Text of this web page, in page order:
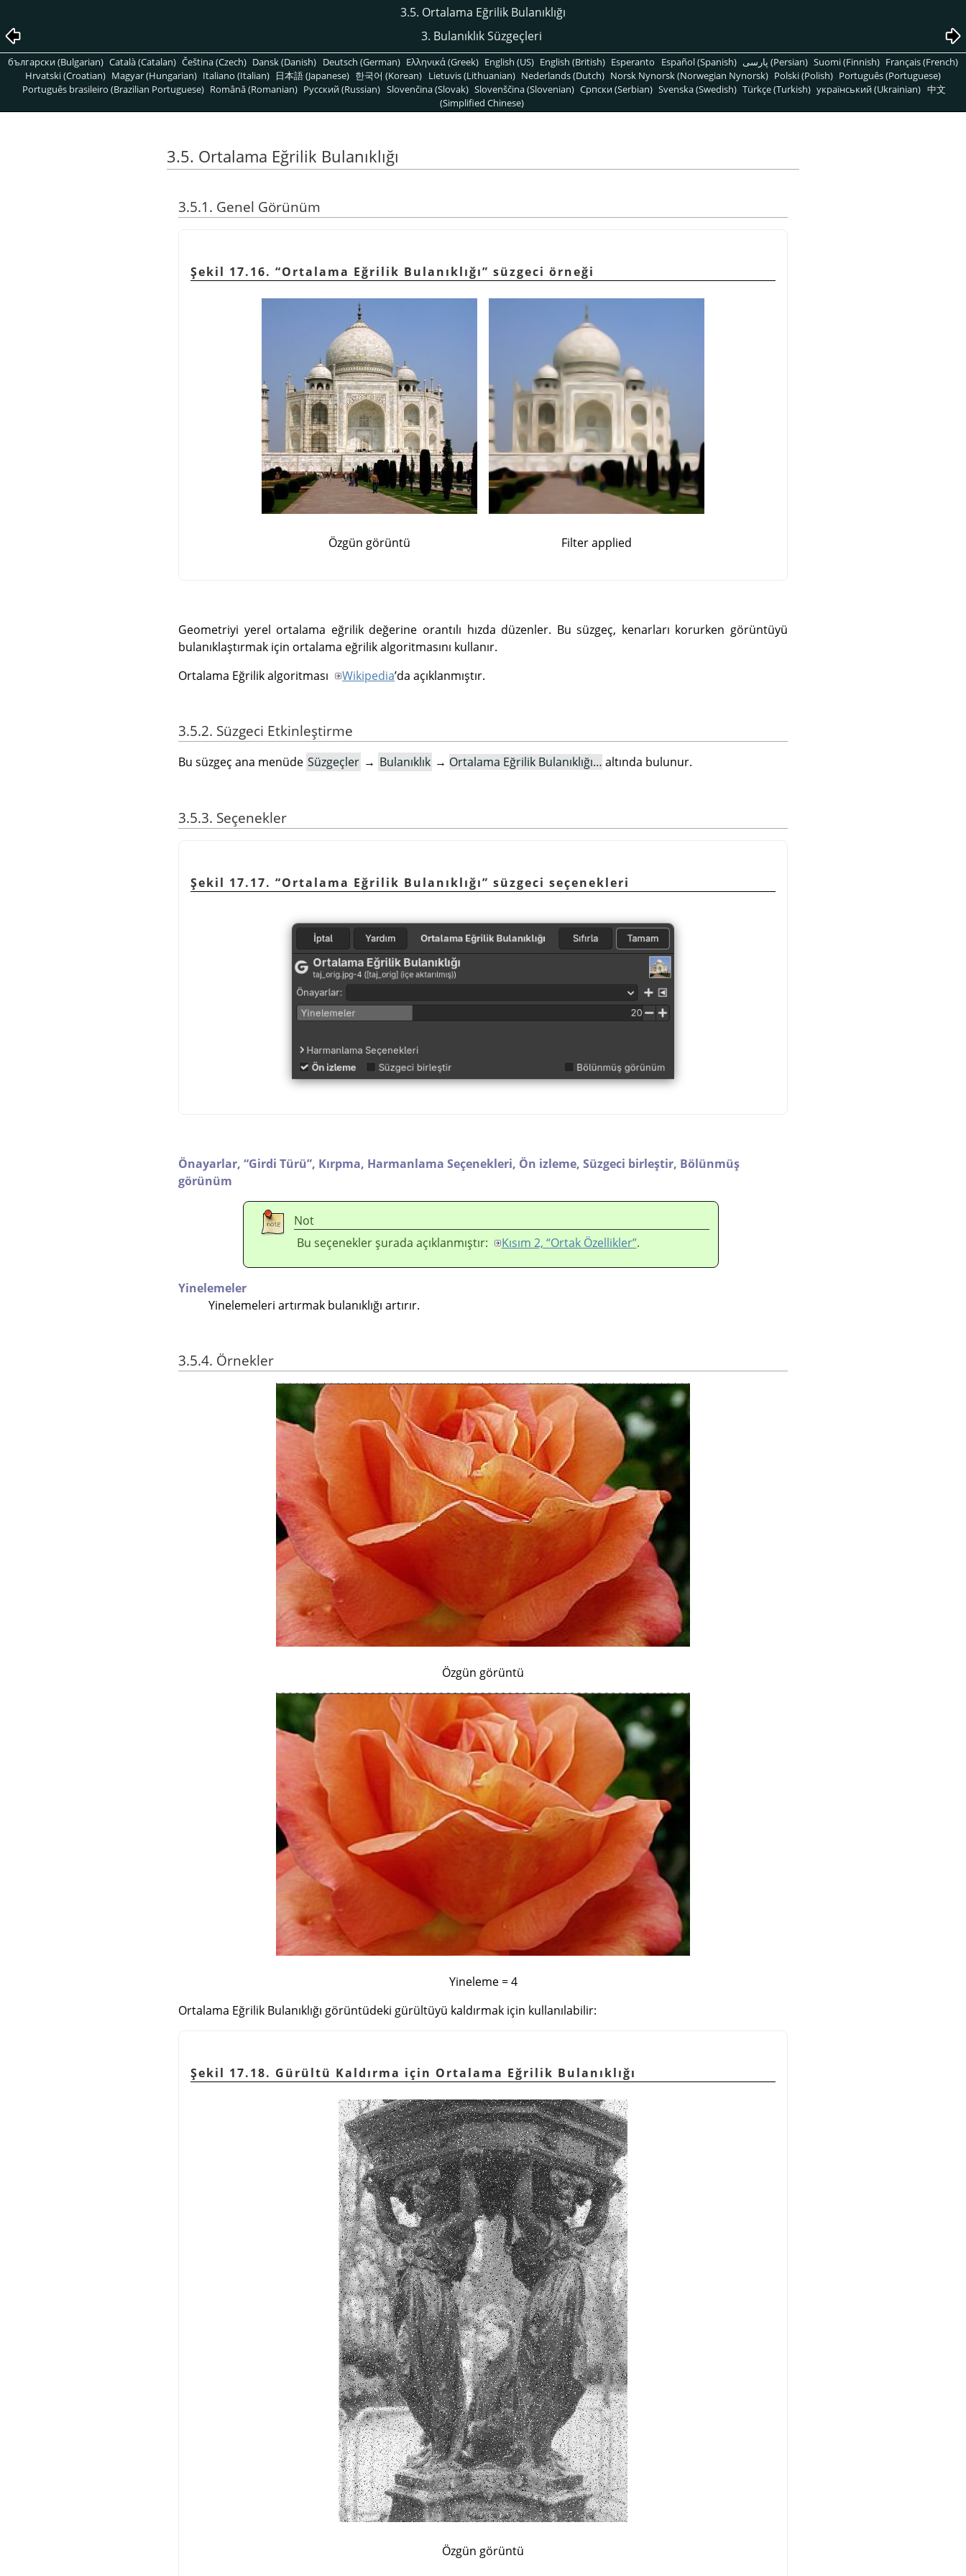
3.5. Ortalama Eğrilik Bulanıklığı
3. Bulanıklık Süzgeçleri
български (Bulgarian) Català (Catalan) Čeština (Czech) Dansk (Danish) Deutsch (German) Ελληνικά (Greek) English (US) English (British) Esperanto Español (Spanish) پارسی (Persian) Suomi (Finnish) Français (French)
Hrvatski (Croatian) Magyar (Hungarian) Italiano (Italian) 日本語 (Japanese) 한국어 (Korean) Lietuvis (Lithuanian) Nederlands (Dutch) Norsk Nynorsk (Norwegian Nynorsk) Polski (Polish) Português (Portuguese)
Português brasileiro (Brazilian Portuguese) Română (Romanian) Pусский (Russian) Slovenčina (Slovak) Slovenščina (Slovenian) Српски (Serbian) Svenska (Swedish) Türkçe (Turkish) український (Ukrainian) 中文
(Simplified Chinese)
3.5. Ortalama Eğrilik Bulanıklığı
3.5.1. Genel Görünüm
Şekil 17.16. “Ortalama Eğrilik Bulanıklığı” süzgeci örneği
Özgün görüntü Filter applied
Geometriyi yerel ortalama eğrilik değerine orantılı hızda düzenler. Bu süzgeç, kenarları korurken görüntüyü
bulanıklaştırmak için ortalama eğrilik algoritmasını kullanır.
Ortalama Eğrilik algoritması
Wikipediaʼda açıklanmıştır.
3.5.2. Süzgeci Etkinleştirme
Bu süzgeç ana menüde Süzgeçler → Bulanıklık → Ortalama Eğrilik Bulanıklığı… altında bulunur.
3.5.3. Seçenekler
Şekil 17.17. “Ortalama Eğrilik Bulanıklığı” süzgeci seçenekleri
Önayarlar, “Girdi Türü”, Kırpma, Harmanlama Seçenekleri, Ön izleme, Süzgeci birleştir, Bölünmüş
görünüm
Not
Bu seçenekler şurada açıklanmıştır:
Kısım 2, “Ortak Özellikler”.
Yinelemeler
Yinelemeleri artırmak bulanıklığı artırır.
3.5.4. Örnekler
Özgün görüntü
Yineleme = 4
Ortalama Eğrilik Bulanıklığı görüntüdeki gürültüyü kaldırmak için kullanılabilir:
Şekil 17.18. Gürültü Kaldırma için Ortalama Eğrilik Bulanıklığı
Özgün görüntü